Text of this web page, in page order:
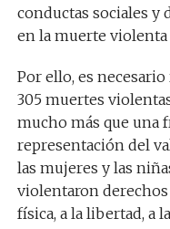
conductas sociales y
en la muerte violenta
Por ello, es
305 muertes
mucho más que una
representación del
las mujeres y las
violentaron
física, a la libertad, a